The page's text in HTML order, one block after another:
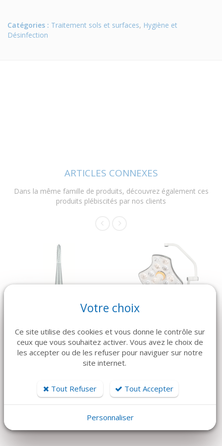
Catégories : Traitement sols et surfaces, Hygiène et
Désinfection
ARTICLES CONNEXES
Dans la même famille de produits, découvrez également ces
produits plébiscités par nos clients
FRAISE C163 x2
Prix sur devis
Éclairage Maquet
VOLISTA Access II
400 Plafond
Votre choix
Ce site utilise des cookies et vous donne le contrôle sur
ceux que vous souhaitez activer. Vous avez le choix de
les accepter ou de les refuser pour naviguer sur notre
site internet.
Tout Refuser Tout Accepter
Personnaliser